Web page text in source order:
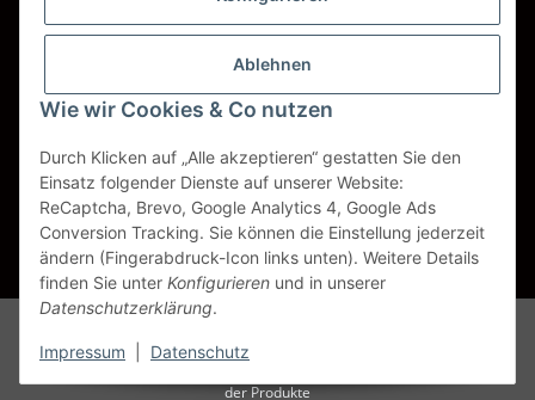
Ablehnen
Wie wir Cookies & Co nutzen
Durch Klicken auf „Alle akzeptieren“ gestatten Sie den
Einsatz folgender Dienste auf unserer Website:
ReCaptcha, Brevo, Google Analytics 4, Google Ads
Conversion Tracking. Sie können die Einstellung jederzeit
ändern (Fingerabdruck-Icon links unten). Weitere Details
finden Sie unter Konfigurieren und in unserer
Datenschutzerklärung.
Impressum Datenschutz
Spedition BTG
Spedition Schenker
Vertrag widerrufen
* Alle Preise inkl. gesetzlicher USt., zzgl.Versand
Abkürzungen und Logos sind Eigentum der entspr. Unternehmen und
der Produkte